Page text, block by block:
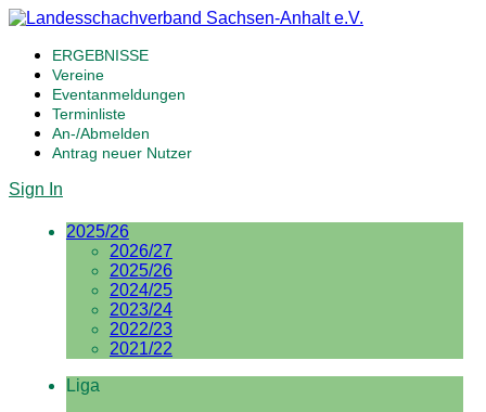
ERGEBNISSE
Vereine
Eventanmeldungen
Terminliste
An-/Abmelden
Antrag neuer Nutzer
Sign In
2025/26
2026/27
2025/26
2024/25
2023/24
2022/23
2021/22
Liga